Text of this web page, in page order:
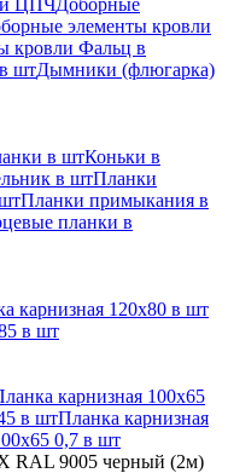
и ЦПЧДоборные
элементы кровли
кровли Фальц в
штДымники (флюгарка)
в штКоньки в
в штПланки
Планки примыкания в
планки в
карнизная 120х80 в шт
в шт
карнизная 100х65
в штПланка карнизная
0,7 в шт
RAL 9005 черный (2м)